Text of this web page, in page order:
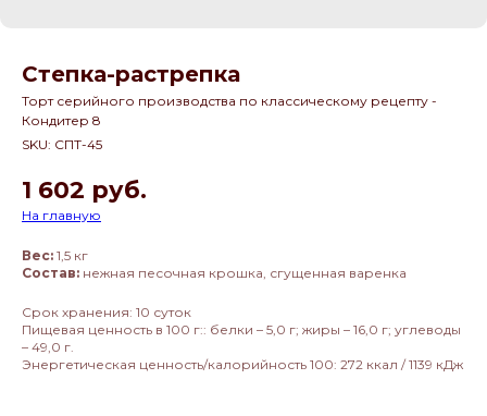
Степка-растрепка
Торт серийного производства по классическому рецепту -
Кондитер 8
SKU: СПТ-45
1 602 руб.
На главную
Вес: 1,5 кг
Состав: нежная песочная крошка, сгущенная варенка
Срок хранения: 10 суток
Пищевая ценность в 100 г:: белки – 5,0 г; жиры – 16,0 г; углеводы
– 49,0 г.
Энергетическая ценность/калорийность 100: 272 ккал / 1139 кДж